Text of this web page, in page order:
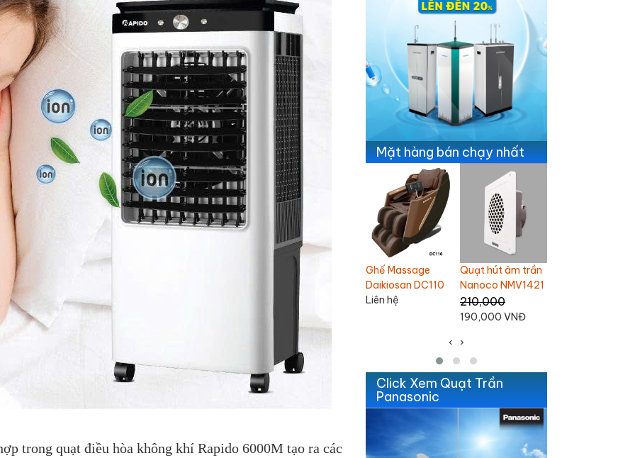
trong quạt điều hòa không khí Rapido 6000M tạo ra các
Mặt hàng bán chạy nhất
trần Nanoco
cánh NCF6031-
hệ
Ghế Massage
Liên hệ
Nanoco NMV1421
210,000
190,000 VNĐ
Quạt trần
Chinghai SF2001
1,100,000
Quạt trần Nanoco
3 cánh NCF6031-
K
Liên hệ
‹ ›
Click Xem Quạt Trần
Panasonic